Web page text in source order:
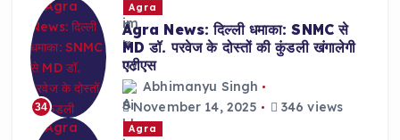
34
Agra
Agra News: दिल्ली धमाका: SNMC से
MD डॉ. परवेज के दोस्तों की कुंडली खंगालेगी
एटीएस
Abhimanyu Singh
November 14, 2025
346 views
Agra